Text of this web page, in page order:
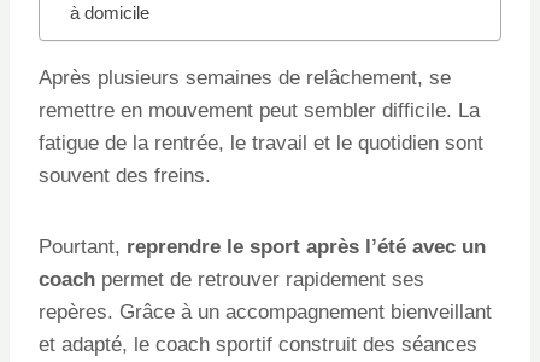
à domicile
Après plusieurs semaines de relâchement, se
remettre en mouvement peut sembler difficile. La
fatigue de la rentrée, le travail et le quotidien sont
souvent des freins.
Pourtant, reprendre le sport après l’été avec un
coach permet de retrouver rapidement ses
repères. Grâce à un accompagnement bienveillant
et adapté, le coach sportif construit des séances